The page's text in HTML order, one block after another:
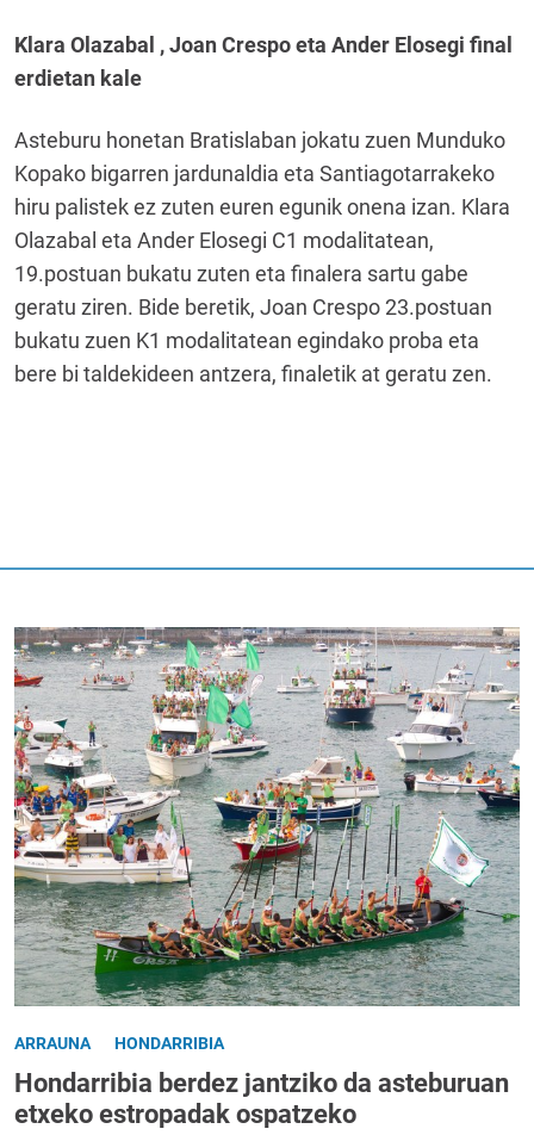
Klara Olazabal , Joan Crespo eta Ander Elosegi final
erdietan kale
Asteburu honetan Bratislaban jokatu zuen Munduko
Kopako bigarren jardunaldia eta Santiagotarrakeko
hiru palistek ez zuten euren egunik onena izan. Klara
Olazabal eta Ander Elosegi C1 modalitatean,
19.postuan bukatu zuten eta finalera sartu gabe
geratu ziren. Bide beretik, Joan Crespo 23.postuan
bukatu zuen K1 modalitatean egindako proba eta
bere bi taldekideen antzera, finaletik at geratu zen.
ARRAUNA HONDARRIBIA
Hondarribia berdez jantziko da asteburuan
etxeko estropadak ospatzeko